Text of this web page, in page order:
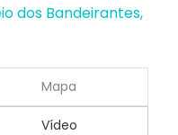
dos Bandeirantes,
Mapa
Vídeo